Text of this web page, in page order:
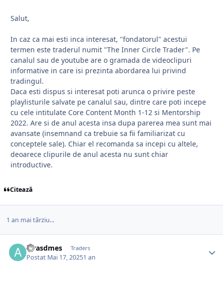
Salut,
In caz ca mai esti inca interesat, "fondatorul" acestui
termen este traderul numit "The Inner Circle Trader". Pe
canalul sau de youtube are o gramada de videoclipuri
informative in care isi prezinta abordarea lui privind
tradingul.
Daca esti dispus si interesat poti arunca o privire peste
playlisturile salvate pe canalul sau, dintre care poti incepe
cu cele intitulate Core Content Month 1-12 si Mentorship
2022. Are si de anul acesta insa dupa parerea mea sunt mai
avansate (insemnand ca trebuie sa fii familiarizat cu
conceptele sale). Chiar el recomanda sa incepi cu altele,
deoarece clipurile de anul acesta nu sunt chiar
introductive.
Citează
1 an mai târziu...
afrasdmes Traders
Postat Mai 17, 20251 an